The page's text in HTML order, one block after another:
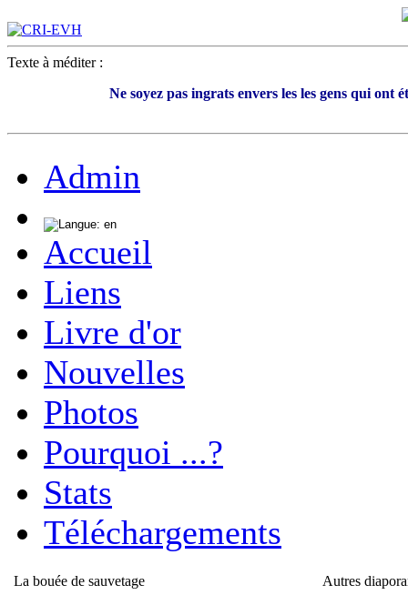
Texte à méditer :
Ne soyez pas ingrats envers les les gens qui
Admin
Accueil
Liens
Livre d'or
Nouvelles
Photos
Pourquoi ...?
Stats
Téléchargements
La bouée de sauvetage Autres